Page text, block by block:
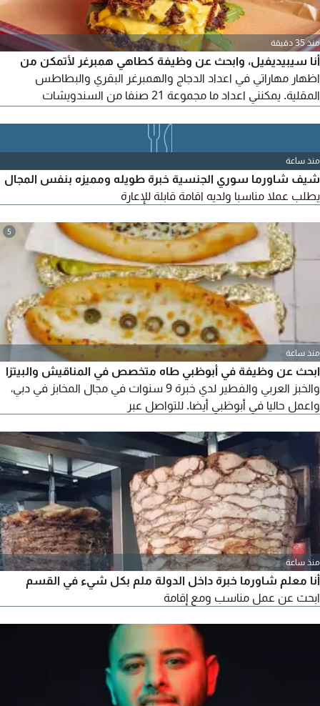
منذ 35 دقيقة
أنا سيبيديفيل، وابحث عن وظيفة كطاهي همبرغر لأتمكن من
اظهار مهاراتي في اعداد الدجاج والهمبرغر البقري والبطاطس
المقلية. يمكنني اعداد ما مجموعة 21 صنفا من السندويشات
والموثوقية والمبادرة والابداع، كما انني اعمل جيدا ضمن فريق. يمكنني
أيضا اعداد بعض المشروبات، وتطوير قائمة طعام جديدة، وابتكار
وصفات وصلصات رائعة. كما أتولى إدارة المخزون والإشرا
منذ ساعة
شيف شاورما سوري الجنسية خبرة طويله ومميزه بنفس المجال
يطلب عملا مناسبا ولديه اقامة قابلة للإعارة
5
منذ ساعة
ابحث عن وظيفة في أبوظبي طاه متخصص في المناقيش والبيتزا
والخبز العربي والفطير لدي خبرة 9 سنوات في مجال المخابز في دبي،
واعمل حاليا في أبوظبي أيضا. للتواصل عبر
منذ ساعة
أنا معلم شاورما خبرة داخل الدولة ملم بكل شيء في القسم
ابحث عن عمل مناسب ومع إقامة